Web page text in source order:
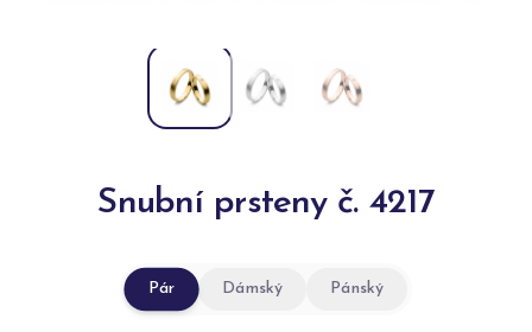
Snubní prsteny č. 4217
Pár Dámský Pánský